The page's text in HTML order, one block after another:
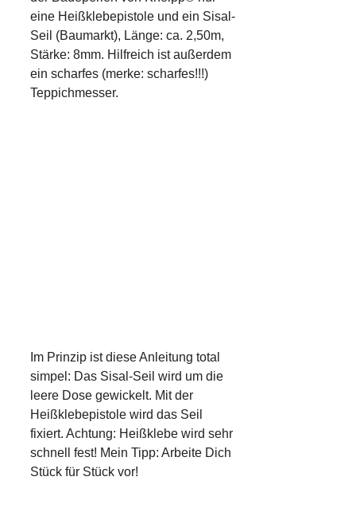
eine Heißklebepistole und ein Sisal-
Seil (Baumarkt), Länge: ca. 2,50m,
Stärke: 8mm. Hilfreich ist außerdem
ein scharfes (merke: scharfes!!!)
Teppichmesser.
Im Prinzip ist diese Anleitung total
simpel: Das Sisal-Seil wird um die
leere Dose gewickelt. Mit der
Heißklebepistole wird das Seil
fixiert. Achtung: Heißklebe wird sehr
schnell fest! Mein Tipp: Arbeite Dich
Stück für Stück vor!